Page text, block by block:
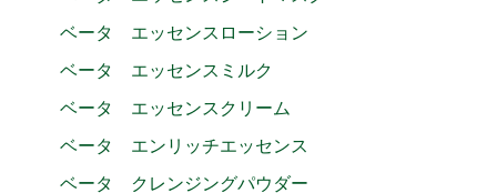
ベータ エッセンスローション
ベータ エッセンスミルク
ベータ エッセンスクリーム
ベータ エンリッチエッセンス
ベータ クレンジングパウダー